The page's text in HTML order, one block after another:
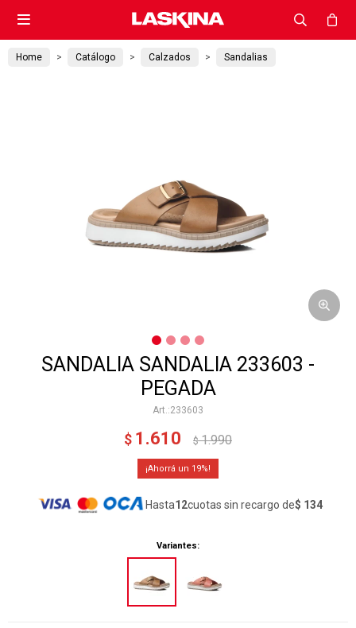

Home Catálogo Calzados Sandalias
SANDALIA SANDALIA 233603 -
PEGADA
233603
$ 1.610 $ 1.990
19
Hasta12cuotas sin recargo de$ 134
Variantes: